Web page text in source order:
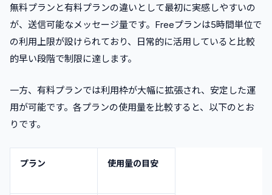
無料プランと有料プランの違いとして最初に実感しやすいの
が、送信可能なメッセージ量です。Freeプランは5時間単位で
の利用上限が設けられており、日常的に活用していると比較
的早い段階で制限に達します。
一方、有料プランでは利用枠が大幅に拡張され、安定した運
用が可能です。各プランの使用量を比較すると、以下のとお
りです。
プラン 使用量の目安